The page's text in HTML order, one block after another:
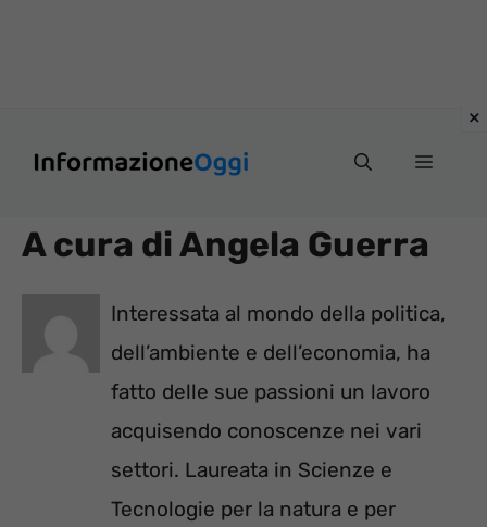
Menu
A cura di Angela Guerra
Interessata al mondo della politica,
dell’ambiente e dell’economia, ha
fatto delle sue passioni un lavoro
acquisendo conoscenze nei vari
settori. Laureata in Scienze e
Tecnologie per la natura e per